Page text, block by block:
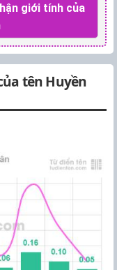
giới tính của
tên Huyền